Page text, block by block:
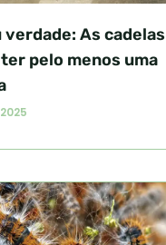
verdade: As cadelas
pelo menos uma